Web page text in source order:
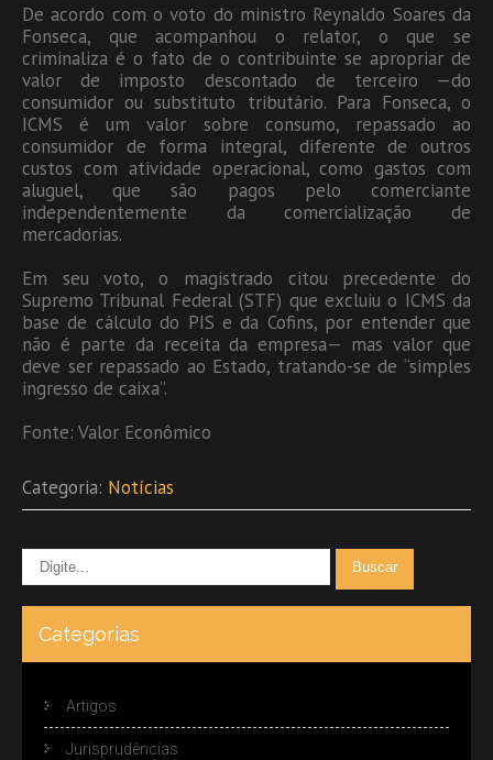
De acordo com o voto do ministro Reynaldo Soares da
Fonseca, que acompanhou o relator, o que se
criminaliza é o fato de o contribuinte se apropriar de
valor de imposto descontado de terceiro —do
consumidor ou substituto tributário. Para Fonseca, o
ICMS é um valor sobre consumo, repassado ao
consumidor de forma integral, diferente de outros
custos com atividade operacional, como gastos com
aluguel, que são pagos pelo comerciante
independentemente da comercialização de
mercadorias.
Em seu voto, o magistrado citou precedente do
Supremo Tribunal Federal (STF) que excluiu o ICMS da
base de cálculo do PIS e da Cofins, por entender que
não é parte da receita da empresa— mas valor que
deve ser repassado ao Estado, tratando-se de “simples
ingresso de caixa”.
Fonte: Valor Econômico
Categoria: Notícias
Categorias
Artigos
Jurisprudências